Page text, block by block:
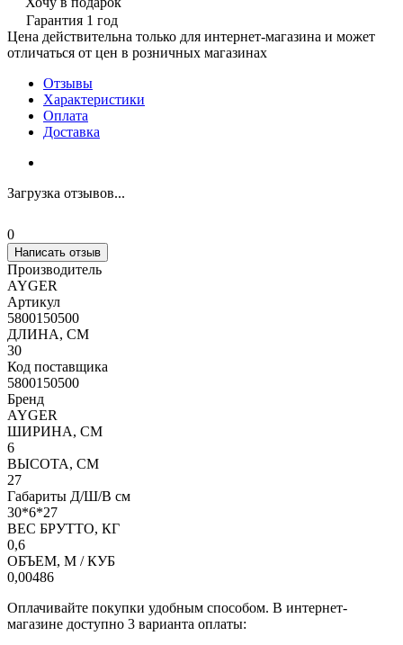
Гарантия 1 год
Цена действительна только для интернет-магазина и может
отличаться от цен в розничных магазинах
Отзывы
Характеристики
Оплата
Доставка
Загрузка отзывов...
0
Написать отзыв
Производитель
AYGER
Артикул
5800150500
ДЛИНА, СМ
30
Код поставщика
5800150500
Бренд
AYGER
ШИРИНА, СМ
6
ВЫСОТА, СМ
27
Габариты Д/Ш/В см
30*6*27
ВЕС БРУТТО, КГ
0,6
ОБЪЕМ, М / КУБ
0,00486
Оплачивайте покупки удобным способом. В интернет-
магазине доступно 3 варианта оплаты: